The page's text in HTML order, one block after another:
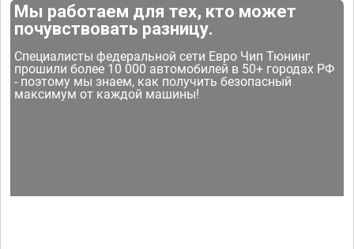
Мы работаем для тех, кто может
почувствовать разницу.
Специалисты федеральной сети Евро Чип Тюнинг
прошили более 10 000 автомобилей в 50+ городах РФ
- поэтому мы знаем, как получить безопасный
максимум от каждой машины!